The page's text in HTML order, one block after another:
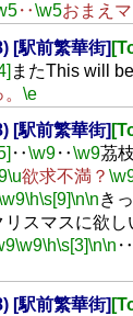
‥\w5おまえマ
[駅前繁華街]
またThis will
\e
[駅前繁華街]
‥\w9‥\w9茘
\u欲求不満？
\h\s[9]\n\nき
スマスに欲し
\w9\h\s[3]\n\n ‥
[駅前繁華街]